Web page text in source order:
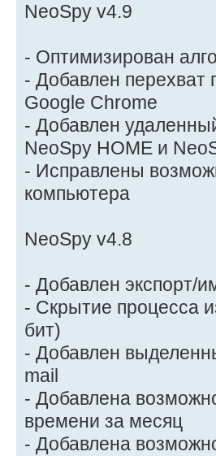
NeoSpy v4.9
- Оптимизирован
- Добавлен перехват
Google Chrome
- Добавлен
NeoSpy HOME и
- Исправлены
компьютера
NeoSpy v4.8
- Добавлен экспорт/
- Скрытие процесса
бит)
- Добавлен
mail
- Добавлена
времени за месяц
- Добавлена